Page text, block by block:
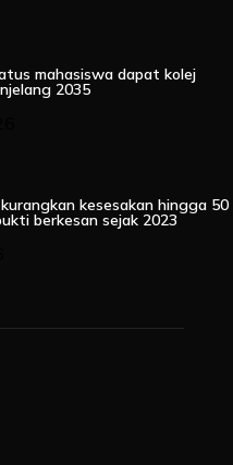
mahasiswa dapat kolej
2035
kurangkan kesesakan hingga 50
berkesan sejak 2023